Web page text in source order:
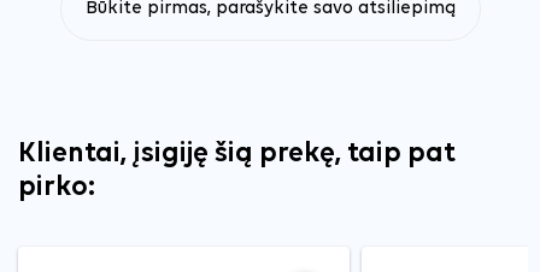
Būkite pirmas, parašykite savo atsiliepimą
Klientai, įsigiję šią prekę, taip pat
pirko: